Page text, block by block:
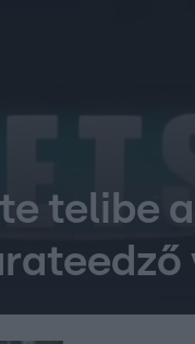
telibe